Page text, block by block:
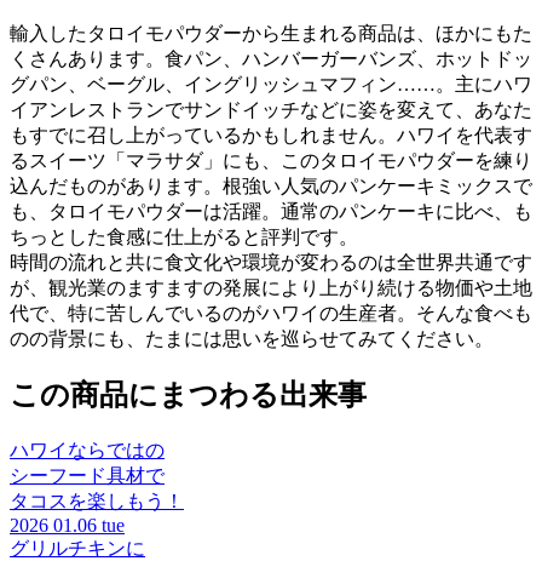
輸入したタロイモパウダーから生まれる商品は、ほかにもた
くさんあります。食パン、ハンバーガーバンズ、ホットドッ
グパン、ベーグル、イングリッシュマフィン……。主にハワ
イアンレストランでサンドイッチなどに姿を変えて、あなた
もすでに召し上がっているかもしれません。ハワイを代表す
るスイーツ「マラサダ」にも、このタロイモパウダーを練り
込んだものがあります。根強い人気のパンケーキミックスで
も、タロイモパウダーは活躍。通常のパンケーキに比べ、も
ちっとした食感に仕上がると評判です。
時間の流れと共に食文化や環境が変わるのは全世界共通です
が、観光業のますますの発展により上がり続ける物価や土地
代で、特に苦しんでいるのがハワイの生産者。そんな食べも
のの背景にも、たまには思いを巡らせてみてください。
この商品にまつわる出来事
ハワイならではの
シーフード具材で
タコスを楽しもう！
2026 01.06 tue
グリルチキンに